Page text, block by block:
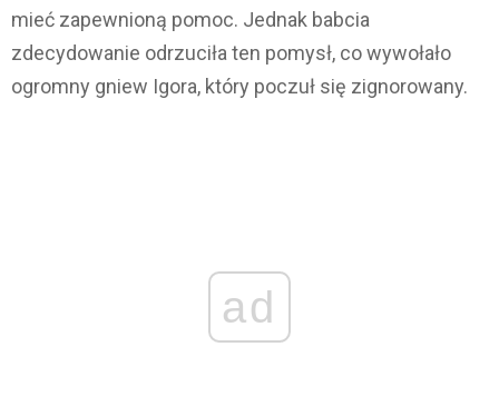
mieć zapewnioną pomoc. Jednak babcia
zdecydowanie odrzuciła ten pomysł, co wywołało
ogromny gniew Igora, który poczuł się zignorowany.
ad